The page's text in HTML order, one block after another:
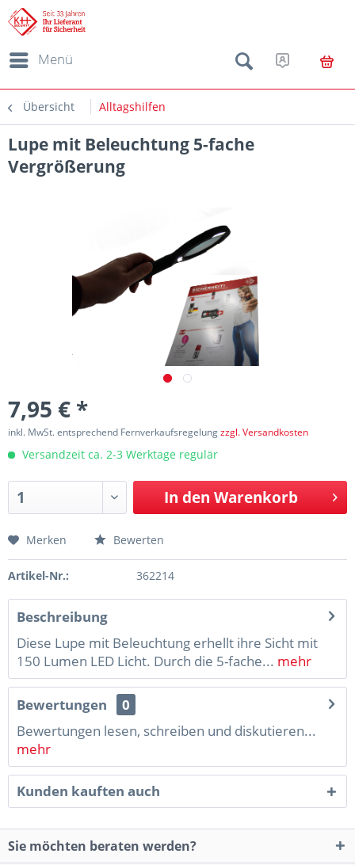
Menü
Übersicht Alltagshilfen
Lupe mit Beleuchtung 5-fache
Vergrößerung
7,95 € *
inkl. MwSt. entsprechend Fernverkaufsregelungzzgl. Versandkosten
Versandzeit ca. 2-3 Werktage regulär
In den Warenkorb
Merken Bewerten
Artikel-Nr.: 362214
Beschreibung
Diese Lupe mit Beleuchtung erhellt ihre Sicht mit
150 Lumen LED Licht. Durch die 5-fache... mehr
Bewertungen
0
Bewertungen lesen, schreiben und diskutieren...
mehr
Kunden kauften auch
Sie möchten beraten werden?